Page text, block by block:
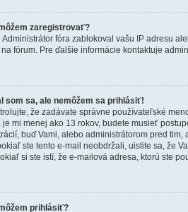
zaregistrovať?
Administrátor fóra zablokoval vašu IP adresu
fórum. Pre ďalšie informácie kontaktuje
som sa, ale nemôžem sa prihlásiť!
že zadávate správne používateľské
je mi menej ako 13 rokov, budete musieť
buď Vami, alebo administrátorom pred
ste tento e-mail neobdržali, uistite sa, že
si ste istí, že e-mailová adresa, ktorú ste
prihlásiť?